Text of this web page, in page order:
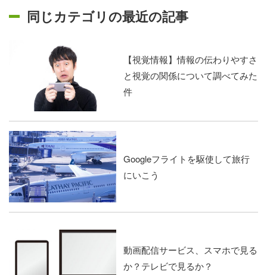
同じカテゴリの最近の記事
【視覚情報】情報の伝わりやすさ
と視覚の関係について調べてみた
件
Googleフライトを駆使して旅行
にいこう
動画配信サービス、スマホで見る
か？テレビで見るか？